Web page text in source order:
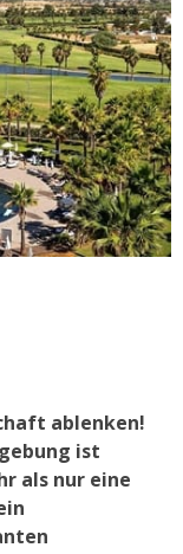
ablenken!
ist
als nur eine